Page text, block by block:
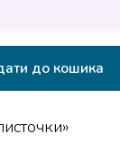
до кошика